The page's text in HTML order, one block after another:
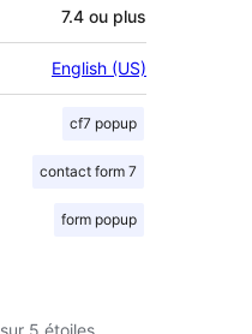
7.4 ou plus
English (US)
cf7 popup
contact form 7
form popup
sur 5 étoiles.